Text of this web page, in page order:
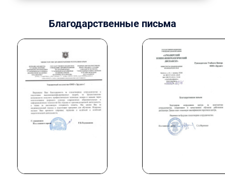
Благодарственные письма